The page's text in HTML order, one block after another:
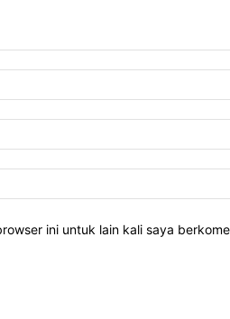
ini untuk lain kali saya